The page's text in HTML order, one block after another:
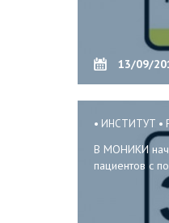
13/09/
ИНСТИТУТ
В МОНИКИ
пациентов с